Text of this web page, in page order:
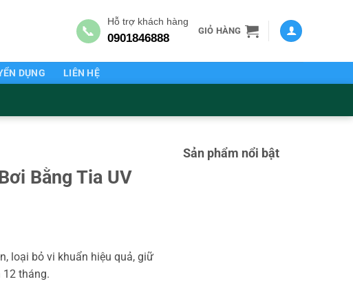
📞
Hỗ trợ khách hàng
0901846888
GIỎ HÀNG
DỤNG LIÊN HỆ
Bằng Tia UV
loại bỏ vi khuẩn hiệu quả, giữ
12 tháng.
Lượng số lượng
Sản phẩm nổi bật